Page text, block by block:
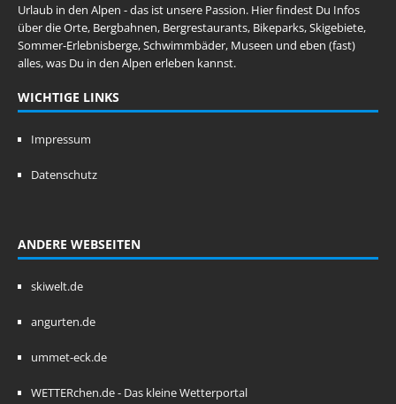
Urlaub in den Alpen - das ist unsere Passion. Hier findest Du Infos
über die Orte, Bergbahnen, Bergrestaurants, Bikeparks, Skigebiete,
Sommer-Erlebnisberge, Schwimmbäder, Museen und eben (fast)
alles, was Du in den Alpen erleben kannst.
WICHTIGE LINKS
Impressum
Datenschutz
ANDERE WEBSEITEN
skiwelt.de
angurten.de
ummet-eck.de
WETTERchen.de - Das kleine Wetterportal